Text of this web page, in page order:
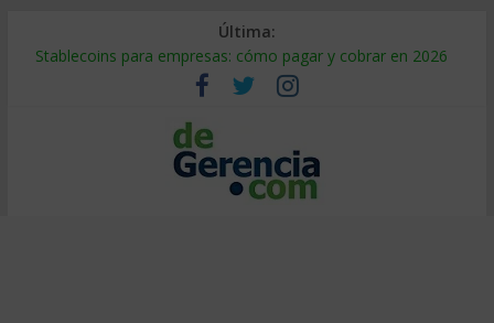
Última:
Stablecoins para empresas: cómo pagar y cobrar en 2026
Despido silencioso: qué es y por qué sale tan caro
IA en selección de personal: cómo auditarla a tiempo
Trabajo forzoso en la cadena de suministro: qué hacer
Mercado hispano de EE. UU.: cómo segmentarlo y venderle